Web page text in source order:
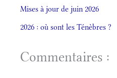
Mises à jour de juin 2026
2026 : où sont les Ténèbres ?
Commentaires :